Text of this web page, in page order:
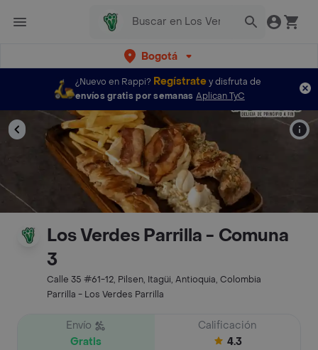
Bogotá
¿Nuevo en Rappi? Regístratey disfruta de
envíos gratis por semanas Aplican TyC
Los Verdes Parrilla - Comuna
3
Calle 35 #61-12, Pilsen, Itagüi, Antioquia, Colombia
Parrilla - Los Verdes Parrilla
Envío
Gratis
Calificación
4.3